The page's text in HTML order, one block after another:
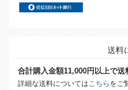
送料
合計購入金額11,000円以上で送
詳細な送料についてはこちら をご